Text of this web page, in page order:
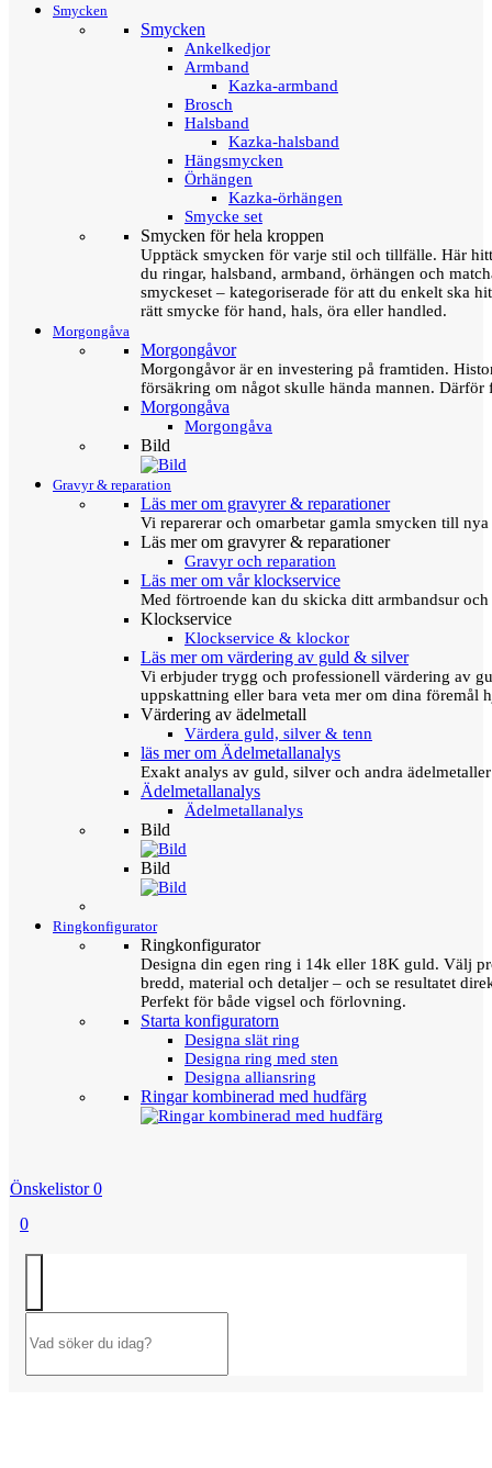
Smycken
Smycken
Ankelkedjor
Armband
Kazka-armband
Brosch
Halsband
Kazka-halsband
Hängsmycken
Örhängen
Kazka-örhängen
Smycke set
Smycken för hela kroppen
Upptäck smycken för varje stil och tillfälle. Här
du ringar, halsband, armband, örhängen och
smyckeset – kategoriserade för att du enkelt ska
rätt smycke för hand, hals, öra eller handled.
Morgongåva
Morgongåvor
Morgongåvor är en investering på framtiden.
försäkring om något skulle hända mannen.
Morgongåva
Morgongåva
Bild
Gravyr & reparation
Läs mer om gravyrer & reparationer
Vi reparerar och omarbetar gamla smycken till
Läs mer om gravyrer & reparationer
Gravyr och reparation
Läs mer om vår klockservice
Med förtroende kan du skicka ditt armbandsur
Klockservice
Klockservice & klockor
Läs mer om värdering av guld & silver
Vi erbjuder trygg och professionell värdering av
uppskattning eller bara veta mer om dina föremål
Värdering av ädelmetall
Värdera guld, silver & tenn
läs mer om Ädelmetallanalys
Exakt analys av guld, silver och andra
Ädelmetallanalys
Ädelmetallanalys
Bild
Bild
Ringkonfigurator
Ringkonfigurator
Designa din egen ring i 14k eller 18K guld. Välj
bredd, material och detaljer – och se resultatet
Perfekt för både vigsel och förlovning.
Starta konfiguratorn
Designa slät ring
Designa ring med sten
Designa alliansring
Ringar kombinerad med hudfärg
Önskelistor 0
0